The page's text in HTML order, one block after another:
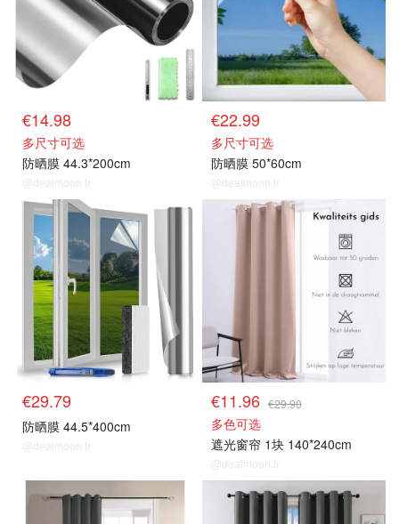
€14.98
多尺寸可选
防晒膜 44.3*200cm
@dealmoon.fr
€22.99
多尺寸可选
防晒膜 50*60cm
@dealmoon.fr
隔热膜/防晒膜
€29.79
防晒膜 44.5*400cm
@dealmoon.fr
遮光窗帘
€11.96 €29.90
多色可选
遮光窗帘 1块 140*240cm
@dealmoon.fr
遮光窗帘 遮光窗帘